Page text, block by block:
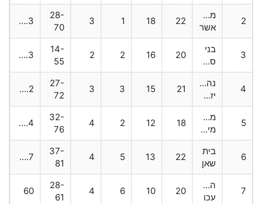
2
מטה
אשר
22
18
1
3
28-
70
83.3
3
בני
סכנין
20
16
2
2
14-
55
83.3
4
נהלל
יזרעאל
21
15
3
3
27-
72
76.2
5
מעגן
מיכאל
18
12
2
4
32-
76
70.4
6
בית
שאן
22
13
5
4
37-
81
66.7
7
הפועל
עכו
20
10
6
4
28-
61
60